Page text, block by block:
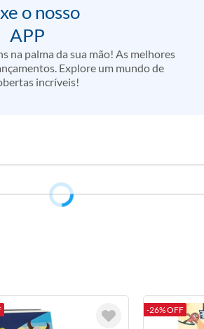
o nosso
APP
na palma da sua mão! As melhores
Explore um mundo de
incríveis!
-26% OFF